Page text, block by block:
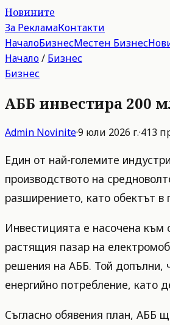
Новините
За РекламаКонтакти
НачалоБизнесМестен Бизнес
Начало/ Бизнес
Бизнес
АББ инвестира 200
Admin Novinite·9 юли 2026 г.·413
Един от най-големите
производството на
разширението, като обектът в
Инвестицията е насочена към
растящия пазар на
решения на АББ. Той допълни,
енергийно потребление, като
Съгласно обявения план, АББ